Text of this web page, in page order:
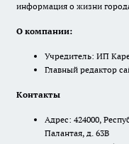
информация о жизни
О компании:
Учредитель: ИП
Главный редактор
Контакты
Адрес: 424000,
Палантая, д. 63В